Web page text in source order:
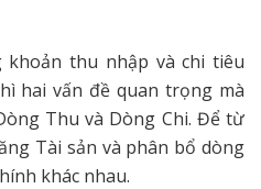
thu nhập và chi tiêu
hai vấn đề quan trọng mà
Thu và Dòng Chi. Để từ
Tài sản và phân bổ dòng
khác nhau.